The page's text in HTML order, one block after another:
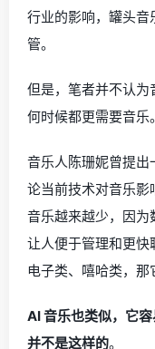
行业的影响，罐头音
管。
但是，笔者并不认为
何时候都更需要音乐。
音乐人陈珊妮曾提
论当前技术对音乐影
音乐越来越少，因为
让人便于管理和更快
电子类、嘻哈类，那
AI 音乐也类似，它
并不是这样的。